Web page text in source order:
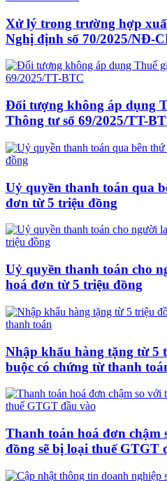
Xử lý trong trường hợp
Nghị định số 70/2025/NĐ-
Đối tượng không áp dụng
Thông tư số 69/2025/TT-
Uỷ quyền thanh toán qua
đơn từ 5 triệu đồng
Uỷ quyền thanh toán cho
hoá đơn từ 5 triệu đồng
Nhập khẩu hàng tặng từ 5
buộc có chứng từ thanh
Thanh toán hoá đơn chậm
đồng sẽ bị loại thuế GTGT